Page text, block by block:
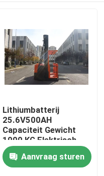
Lithiumbatterij
25.6V500AH
Capaciteit Gewicht
1000 KG Elektrisch
bestelmandje
Lifthoogte 8000 mm
Curtis aandrijfsysteem
Aanvraag sturen